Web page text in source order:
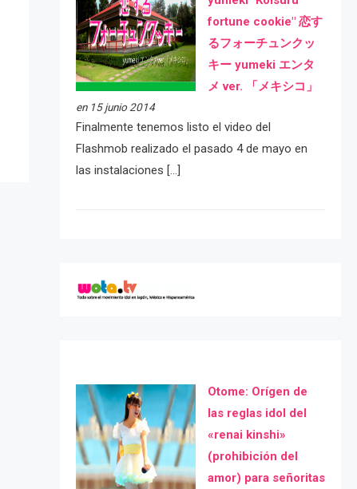
fortune cookie" 恋す
るフォーチュンクッ
キー yumeki エンタ
メ ver. 「メキシコ」
en 15 junio 2014
Finalmente tenemos listo el video del
Flashmob realizado el pasado 4 de mayo en
las instalaciones […]
Otome: Orígen de
las reglas idol del
«renai kinshi»
(prohibición del
amor) para señoritas